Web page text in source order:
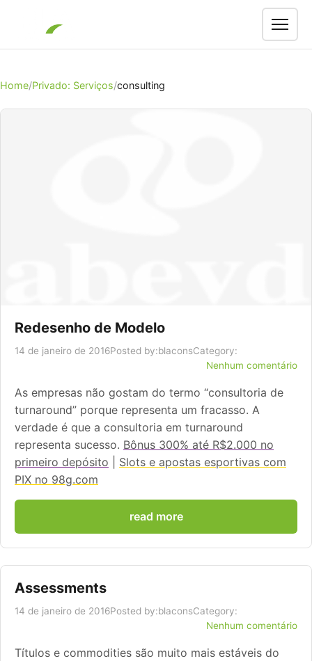
Home Privado: Serviços consulting
Redesenho de Modelo
14 de janeiro de 2016Posted by:blaconsCategory:
Nenhum comentário
As empresas não gostam do termo “consultoria de
turnaround” porque representa um fracasso. A
verdade é que a consultoria em turnaround
representa sucesso. Bônus 300% até R$2.000 no
primeiro depósito
Slots e apostas esportivas com
PIX no 98g.com
read more
Assessments
14 de janeiro de 2016Posted by:blaconsCategory:
Nenhum comentário
Títulos e commodities são muito mais estáveis ​​do